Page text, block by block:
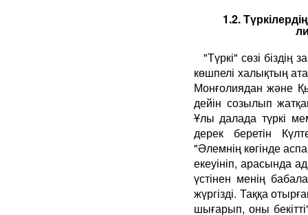
1.2.
"Түркі" сөзі
көшпелі халықтың
Монғолиядан және
дейін созылып
Ұлы далада түркі
дерек беретін
"Әлемнің көгінде
екеуініп, арасында
үстінен менің
жүргізді. Таққа
шығарып, оны